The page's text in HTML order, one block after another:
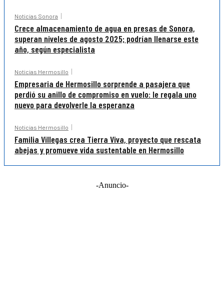
Noticias Sonora
Crece almacenamiento de agua en presas de Sonora,
superan niveles de agosto 2025; podrían llenarse este
año, según especialista
Noticias Hermosillo
Empresaria de Hermosillo sorprende a pasajera que
perdió su anillo de compromiso en vuelo: le regala uno
nuevo para devolverle la esperanza
Noticias Hermosillo
Familia Villegas crea Tierra Viva, proyecto que rescata
abejas y promueve vida sustentable en Hermosillo
-Anuncio-